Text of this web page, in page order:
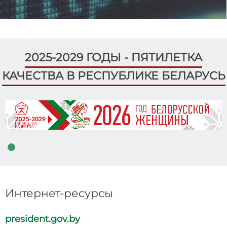
2025-2029 ГОДЫ - ПЯТИЛЕТКА
КАЧЕСТВА В РЕСПУБЛИКЕ БЕЛАРУСЬ
Интернет-ресурсы
president.gov.by